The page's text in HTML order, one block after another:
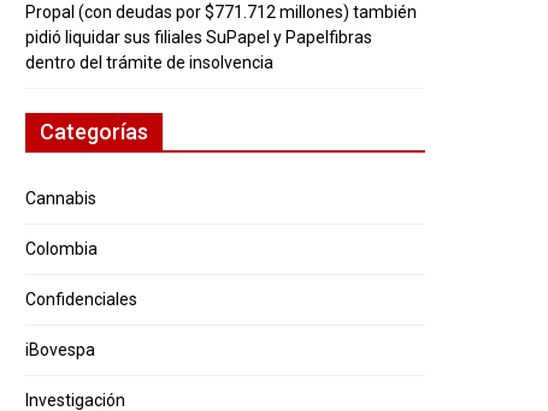
Propal (con deudas por $771.712 millones) también
pidió liquidar sus filiales SuPapel y Papelfibras
dentro del trámite de insolvencia
Categorías
Cannabis
Colombia
Confidenciales
iBovespa
Investigación